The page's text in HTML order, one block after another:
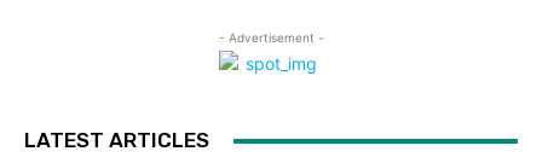
- Advertisement -
LATEST ARTICLES